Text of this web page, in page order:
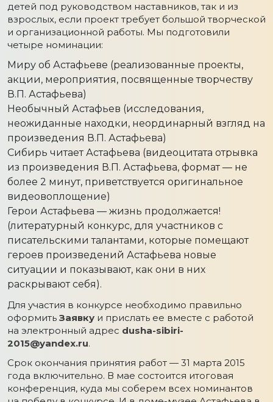
детей под руководством наставников, так и из
взрослых, если проект требует большой творческой
и организационной работы. Мы подготовили
четыре номинации:
Миру об Астафьеве (реализованные проекты,
акции, мероприятия, посвященные творчеству
В.П. Астафьева)
Необычный Астафьев (исследования,
неожиданные находки, неординарный взгляд на
произведения В.П. Астафьева)
Сибирь читает Астафьева (видеоцитата отрывка
из произведения В.П. Астафьева, формат — не
более 2 минут, приветствуется оригинальное
видеовоплощение)
Герои Астафьева — жизнь продолжается!
(литературный конкурс, для участников с
писательскими талантами, которые помещают
героев произведений Астафьева новые
ситуации и показывают, как они в них
раскрывают себя).
Для участия в конкурсе необходимо правильно
оформить Заявку и прислать ее вместе с работой
на электронный адрес dusha-sibiri-
2015@yandex.ru.
Срок окончания принятия работ — 31 марта 2015
года включительно. В мае состоится итоговая
конференция, куда мы соберем всех номинантов